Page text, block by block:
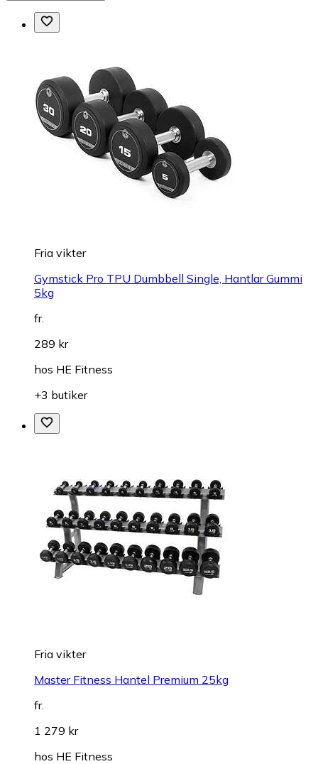
Fria vikter
Gymstick Pro TPU Dumbbell Single, Hantlar Gummi
5kg
fr.
289 kr
hos HE Fitness
+3 butiker
Fria vikter
Master Fitness Hantel Premium 25kg
fr.
1 279 kr
hos HE Fitness